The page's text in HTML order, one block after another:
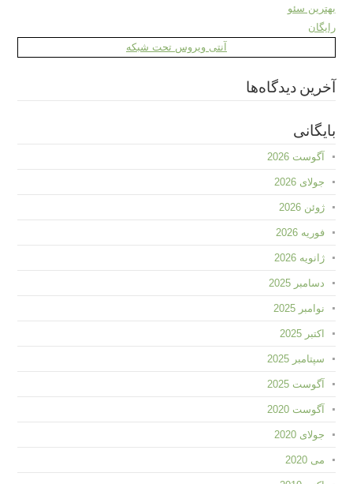
بهترین سئو
رایگان
آنتی ویروس تحت شبکه
آخرین دیدگاه‌ها
بایگانی
آگوست 2026
جولای 2026
ژوئن 2026
فوریه 2026
ژانویه 2026
دسامبر 2025
نوامبر 2025
اکتبر 2025
سپتامبر 2025
آگوست 2025
آگوست 2020
جولای 2020
می 2020